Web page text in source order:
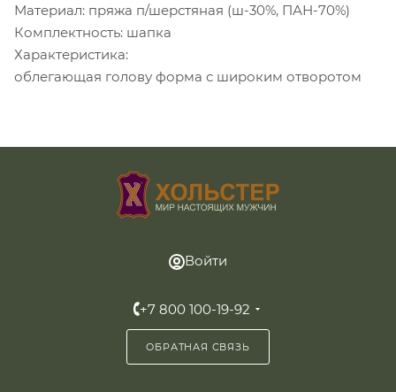
Материал: пряжа п/шерстяная (ш-30%, ПАН-70%)
Комплектность: шапка
Характеристика:
облегающая голову форма с широким отворотом
Войти
+7 800 100-19-92
ОБРАТНАЯ СВЯЗЬ